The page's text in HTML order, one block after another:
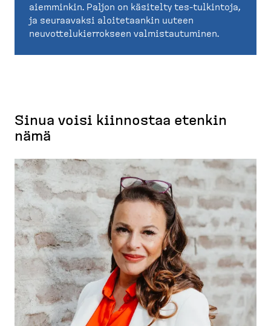
aiemminkin. Paljon on käsitelty tes-tulkintoja,
ja seuraavaksi aloitetaankin uuteen
neuvottelukierrokseen valmistautuminen.
Sinua voisi kiinnostaa etenkin
nämä